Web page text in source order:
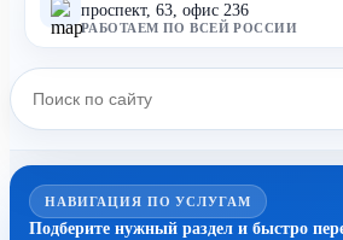
проспект, 63, офис 236
РАБОТАЕМ ПО ВСЕЙ РОССИИ
НАВИГАЦИЯ ПО УСЛУГАМ
Подберите нужный раздел и быстро